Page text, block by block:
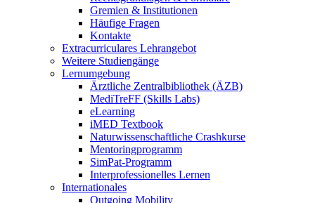
Gremien & Institutionen
Häufige Fragen
Kontakte
Extracurriculares Lehrangebot
Weitere Studiengänge
Lernumgebung
Ärztliche Zentralbibliothek (ÄZB)
MediTreFF (Skills Labs)
eLearning
iMED Textbook
Naturwissenschaftliche Crashkurse
Mentoringprogramm
SimPat-Programm
Interprofessionelles Lernen
Internationales
Outgoing Mobility